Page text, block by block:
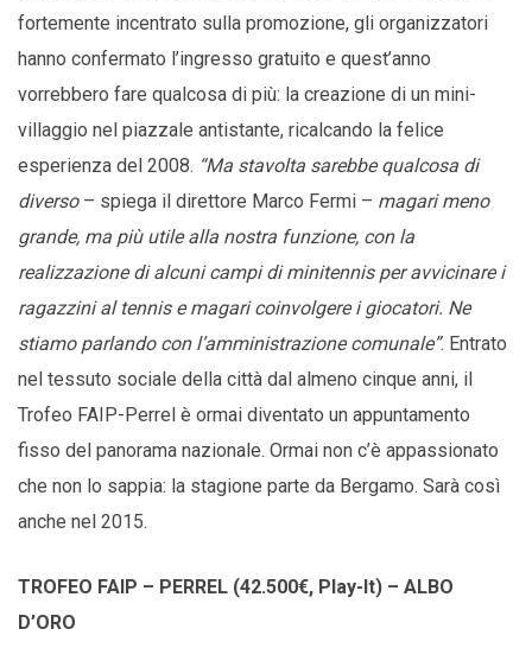
fortemente incentrato sulla promozione, gli organizzatori
hanno confermato l’ingresso gratuito e quest’anno
vorrebbero fare qualcosa di più: la creazione di un mini-
villaggio nel piazzale antistante, ricalcando la felice
esperienza del 2008. “Ma stavolta sarebbe qualcosa di
diverso– spiega il direttore Marco Fermi – magari meno
grande, ma più utile alla nostra funzione, con la
realizzazione di alcuni campi di minitennis per avvicinare i
ragazzini al tennis e magari coinvolgere i giocatori. Ne
stiamo parlando con l’amministrazione comunale”. Entrato
nel tessuto sociale della città dal almeno cinque anni, il
Trofeo FAIP-Perrel è ormai diventato un appuntamento
fisso del panorama nazionale. Ormai non c’è appassionato
che non lo sappia: la stagione parte da Bergamo. Sarà così
anche nel 2015.
TROFEO FAIP – PERREL (42.500€, Play-It) – ALBO
D’ORO